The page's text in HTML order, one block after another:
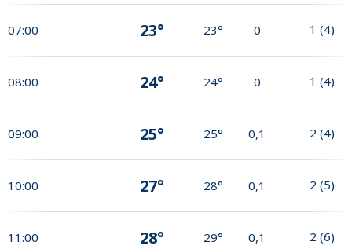
07:00 23° 23° 0 1 (4)
08:00 24° 24° 0 1 (4)
09:00 25° 25° 0,1 2 (4)
10:00 27° 28° 0,1 2 (5)
11:00 28° 29° 0,1 2 (6)